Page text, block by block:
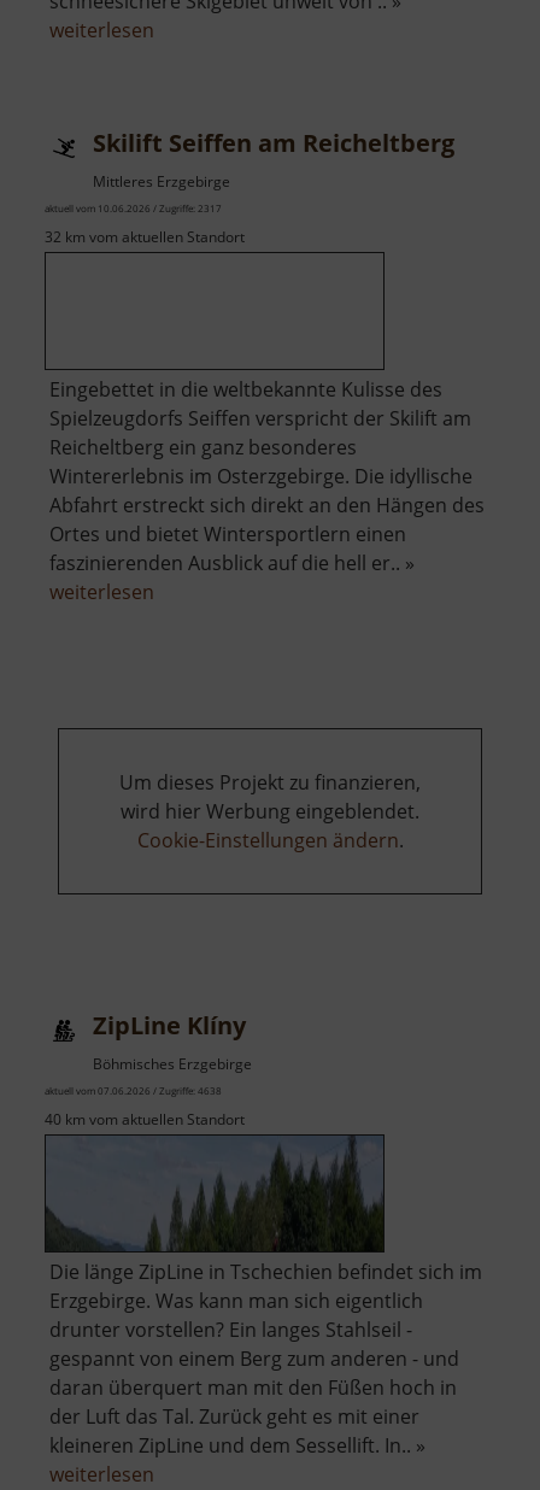
weiterlesen
Hirschkopf
Skilift Seiffen am Reicheltberg
Mittleres Erzgebirge
aktuell vom 10.06.2026 / Zugriffe: 2317
32 km vom aktuellen Standort
Eingebettet in die weltbekannte Kulisse des
Spielzeugdorfs Seiffen verspricht der Skilift am
Reicheltberg ein ganz besonderes
Wintererlebnis im Osterzgebirge. Die idyllische
Abfahrt erstreckt sich direkt an den Hängen des
Ortes und bietet Wintersportlern einen
faszinierenden Ausblick auf die hell er.. »
weiterlesen
Um dieses Projekt zu finanzieren,
wird hier Werbung eingeblendet.
Cookie-Einstellungen ändern.
ZipLine Klíny
Böhmisches Erzgebirge
aktuell vom 07.06.2026 / Zugriffe: 4638
40 km vom aktuellen Standort
Die länge ZipLine in Tschechien befindet sich im
Erzgebirge. Was kann man sich eigentlich
drunter vorstellen? Ein langes Stahlseil -
gespannt von einem Berg zum anderen - und
daran überquert man mit den Füßen hoch in
der Luft das Tal. Zurück geht es mit einer
kleineren ZipLine und dem Sessellift. In.. »
weiterlesen